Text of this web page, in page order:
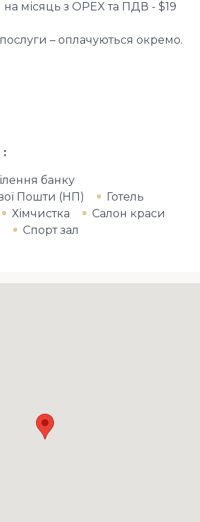
місяць з OPEX та ПДВ - $19
– оплачуються окремо.
банку
Пошти (НП)
Готель
Хімчистка
Салон краси
Спорт зал